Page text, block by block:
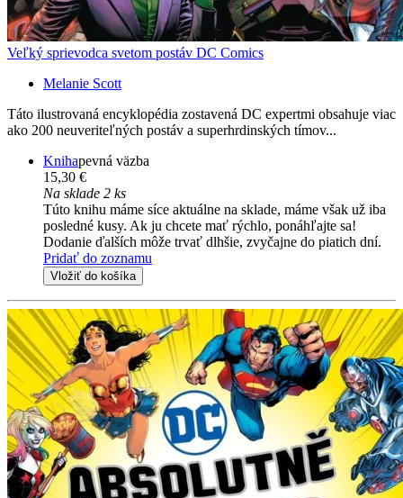
Veľký sprievodca svetom postáv DC Comics
Melanie Scott
Táto ilustrovaná encyklopédia zostavená DC expertmi obsahuje viac
ako 200 neuveriteľných postáv a superhrdinských tímov...
Knihapevná väzba
15,30 €
Na sklade 2 ks
Túto knihu máme síce aktuálne na sklade, máme však už iba
posledné kusy. Ak ju chcete mať rýchlo, ponáhľajte sa!
Dodanie ďalších môže trvať dlhšie, zvyčajne do piatich dní.
Pridať do zoznamu
Vložiť do košíka